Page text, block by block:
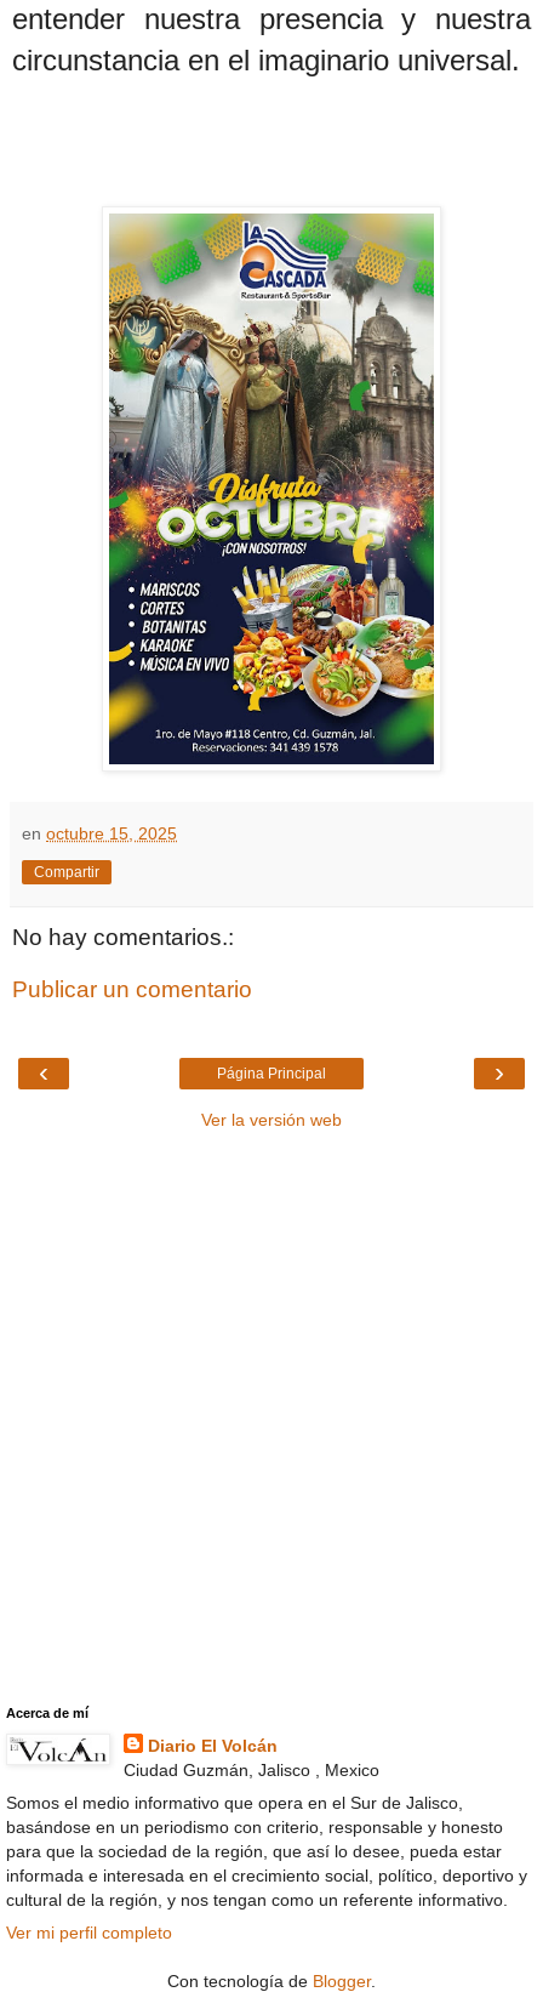
entender nuestra presencia y nuestra
circunstancia en el imaginario universal.
en octubre 15, 2025
Compartir
No hay comentarios.:
Publicar un comentario
‹ ›
Página Principal
Ver la versión web
Acerca de mí
Diario El Volcán
Ciudad Guzmán, Jalisco , Mexico
Somos el medio informativo que opera en el Sur de Jalisco,
basándose en un periodismo con criterio, responsable y honesto
para que la sociedad de la región, que así lo desee, pueda estar
informada e interesada en el crecimiento social, político, deportivo y
cultural de la región, y nos tengan como un referente informativo.
Ver mi perfil completo
Con tecnología de Blogger.